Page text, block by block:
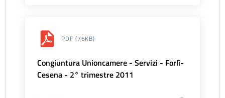
PDF (76KB)
Congiuntura Unioncamere - Servizi - Forlì-
Cesena - 2° trimestre 2011